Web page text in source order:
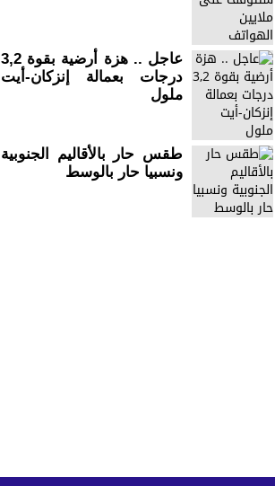
عاجل .. هزة أرضية بقوة 3,2
درجات بعمالة إنزكان-أيت
ملول
طقس حار بالأقاليم الجنوبية
ونسبيا حار بالوسط